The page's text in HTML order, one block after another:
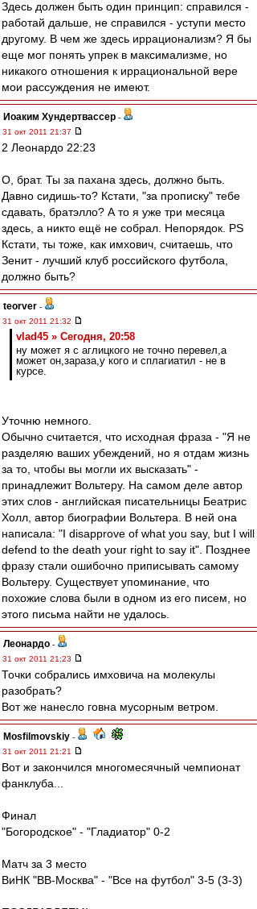
Здесь должен быть один принцип: справился -
работай дальше, не справился - уступи место
другому. В чем же здесь иррационализм? Я бы
еще мог понять упрек в максимализме, но
никакого отношения к иррациональной вере
мои рассуждения не имеют.
Иоаким Хундертвассер -
31 окт 2011 21:37
2 Леонардо 22:23
О, брат. Ты за пахана здесь, должно быть.
Давно сидишь-то? Кстати, "за прописку" тебе
сдавать, братэлло? А то я уже три месяца
здесь, а никто ещё не собрал. Непорядок. PS
Кстати, ты тоже, как имхович, считаешь, что
Зенит - лучший клуб российского футбола,
должно быть?
teorver -
31 окт 2011 21:32
vlad45 » Сегодня, 20:58
ну может я с аглицкого не точно перевел,а
может он,зараза,у кого и сплагиатил - не в
курсе.
Уточню немного.
Обычно считается, что исходная фраза - "Я не
разделяю ваших убеждений, но я отдам жизнь
за то, чтобы вы могли их высказать" -
принадлежит Вольтеру. На самом деле автор
этих слов - английская писательницы Беатрис
Холл, автор биографии Вольтера. В ней она
написала: "I disapprove of what you say, but I will
defend to the death your right to say it". Позднее
фразу стали ошибочно приписывать самому
Вольтеру. Существует упоминание, что
похожие слова были в одном из его писем, но
этого письма найти не удалось.
Леонардо -
31 окт 2011 21:23
Точки собрались имховича на молекулы
разобрать?
Вот же нанесло говна мусорным ветром.
Mosfilmovskiy -
31 окт 2011 21:21
Вот и закончился многомесячный чемпионат
фанклуба...
Финал
"Богородское" - "Гладиатор" 0-2
Матч за 3 место
ВиНК "ВВ-Москва" - "Все на футбол" 3-5 (3-3)